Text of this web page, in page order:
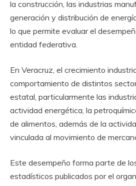
la construcción, las industrias
generación y distribución de
lo que permite evaluar el
entidad federativa.
En Veracruz, el crecimiento
comportamiento de distintos
estatal, particularmente las
actividad energética, la
de alimentos, además de la
vinculada al movimiento de
Este desempeño forma parte de
estadísticos publicados por el